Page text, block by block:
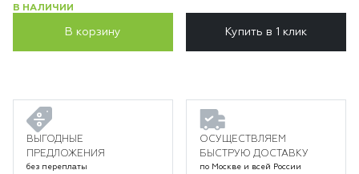
В НАЛИЧИИ
В корзину Купить в 1 клик
ВЫГОДНЫЕ
ПРЕДЛОЖЕНИЯ
без переплаты
ОСУЩЕСТВЛЯЕМ
БЫСТРУЮ ДОСТАВКУ
по Москве и всей России